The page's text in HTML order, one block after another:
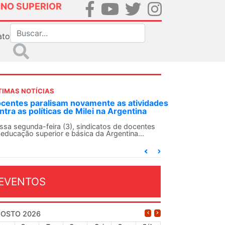
SUPERIOR
NOTÍCIAS
ANDES-SN convoca docentes para Dia de
Solidariedade Internacionalista com Cuba em
O ANDES-SN conclama suas seções sindicais e o
2026